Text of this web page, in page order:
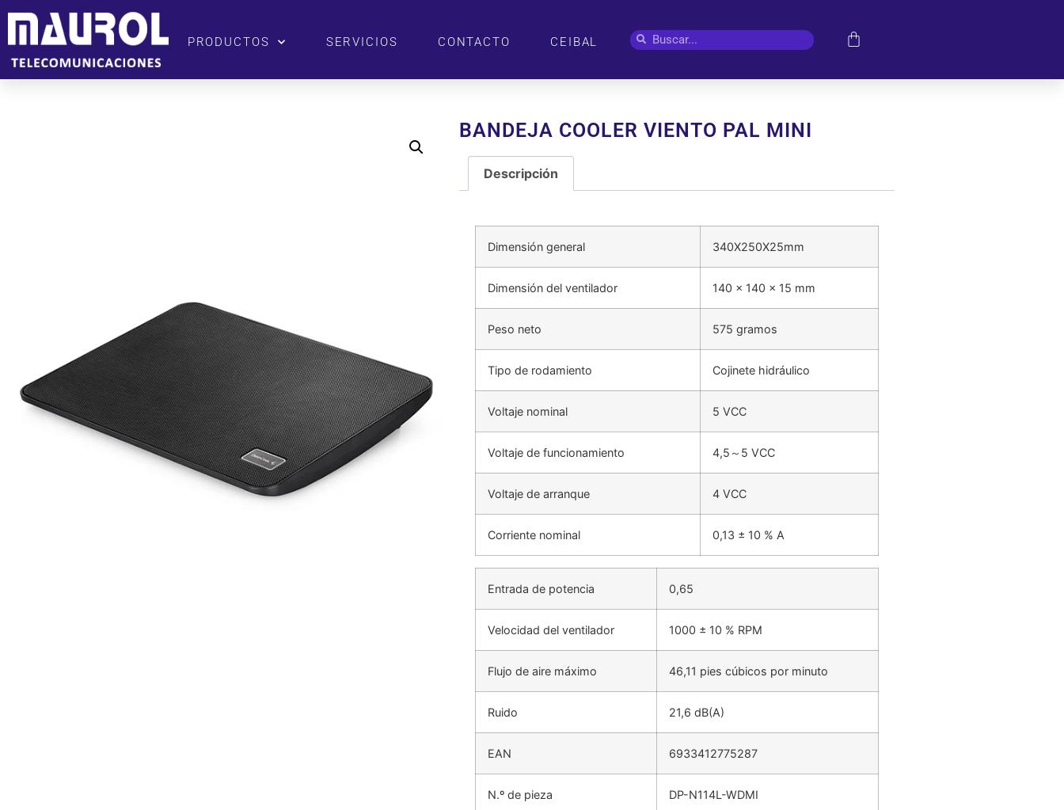
PRODUCTOS SERVICIOS CONTACTO CEIBAL
BANDEJA COOLER VIENTO PAL MINI
Descripción
Dimensión general 340X250X25mm
Dimensión del ventilador 140 x 140 x 15 mm
Peso neto 575 gramos
Tipo de rodamiento Cojinete hidráulico
Voltaje nominal 5 VCC
Voltaje de funcionamiento 4,5～5 VCC
Voltaje de arranque 4 VCC
Corriente nominal 0,13 ± 10 % A
Entrada de potencia 0,65
Velocidad del ventilador 1000 ± 10 % RPM
Flujo de aire máximo 46,11 pies cúbicos por minuto
Ruido 21,6 dB(A)
EAN 6933412775287
N.º de pieza DP-N114L-WDMI